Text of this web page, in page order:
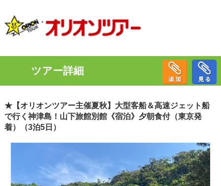
ツアー詳細
★【オリオンツアー主催夏秋】大型客船＆高速ジェット船
で行く神津島！山下旅館別館《宿泊》夕朝食付（東京発
着）（3泊5日）